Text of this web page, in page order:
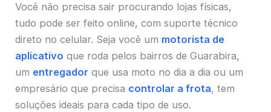
Você não precisa sair procurando lojas físicas,
tudo pode ser feito online, com suporte técnico
direto no celular. Seja você um motorista de
aplicativo que roda pelos bairros de Guarabira,
um entregador que usa moto no dia a dia ou um
empresário que precisa controlar a frota, tem
soluções ideais para cada tipo de uso.